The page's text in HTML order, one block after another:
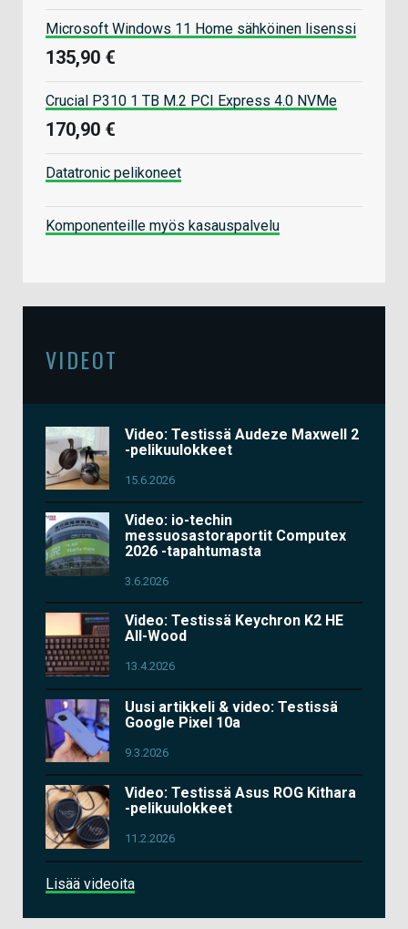
Microsoft Windows 11 Home sähköinen lisenssi
135,90 €
Crucial P310 1 TB M.2 PCI Express 4.0 NVMe
170,90 €
Datatronic pelikoneet
Komponenteille myös kasauspalvelu
VIDEOT
Video: Testissä Audeze Maxwell 2
-pelikuulokkeet
15.6.2026
Video: io-techin
messuosastoraportit Computex
2026 -tapahtumasta
3.6.2026
Video: Testissä Keychron K2 HE
All-Wood
13.4.2026
Uusi artikkeli & video: Testissä
Google Pixel 10a
9.3.2026
Video: Testissä Asus ROG Kithara
-pelikuulokkeet
11.2.2026
Lisää videoita